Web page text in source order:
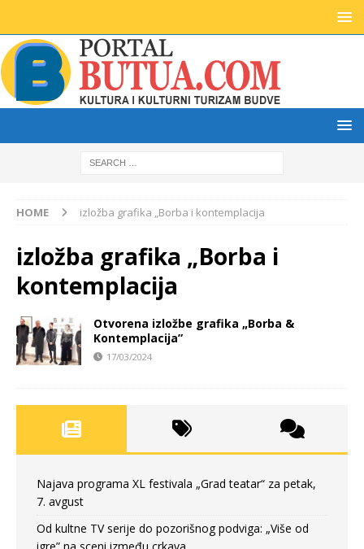
HOME izložba grafika „Borba i kontemplacija
izložba grafika „Borba i
kontemplacija
Otvorena izložbe grafika „Borba &
Kontemplacija”
17/03/2024
Najava programa XL festivala „Grad teatar“ za petak,
7. avgust
Od kultne TV serije do pozorišnog podviga: „Više od